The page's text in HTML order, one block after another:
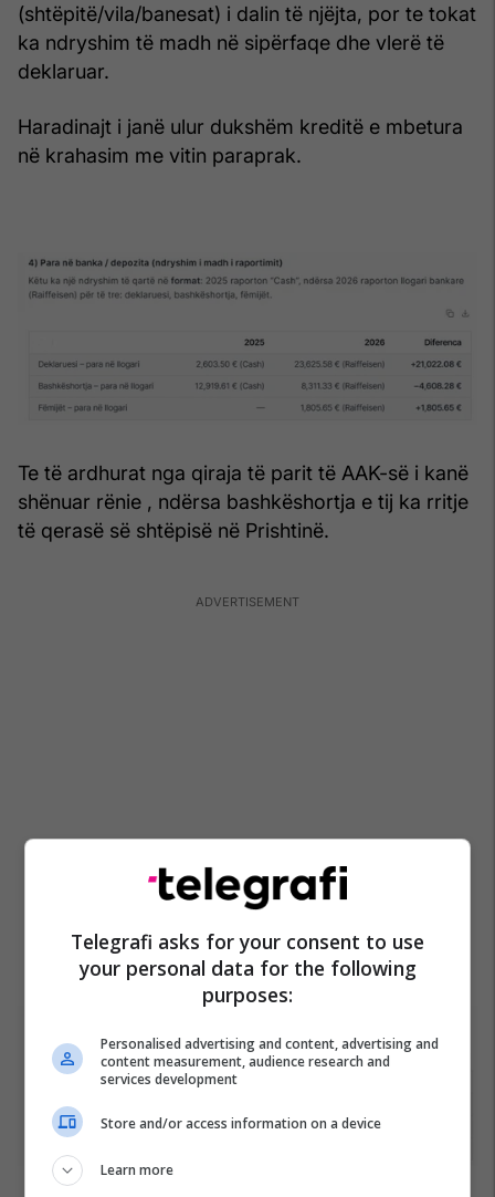
(shtëpitë/vila/banesat) i dalin të njëjta, por te tokat
ka ndryshim të madh në sipërfaqe dhe vlerë të
deklaruar.
Haradinajt i janë ulur dukshëm kreditë e mbetura
në krahasim me vitin paraprak.
Te të ardhurat nga qiraja të parit të AAK-së i kanë
shënuar rënie , ndërsa bashkëshortja e tij ka rritje
të qerasë së shtëpisë në Prishtinë.
Telegrafi asks for your consent to use
your personal data for the following
purposes:
Personalised advertising and content, advertising and
content measurement, audience research and
services development
Store and/or access information on a device
Learn more